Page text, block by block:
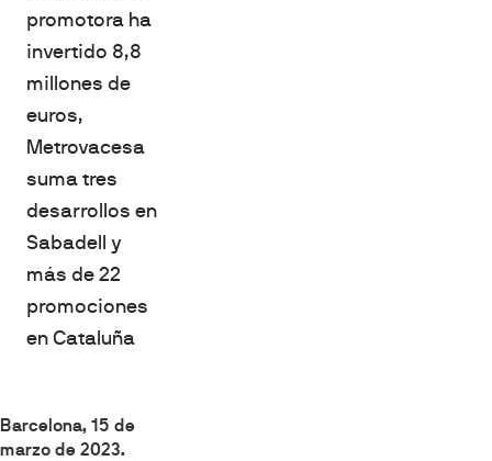
promotora ha
invertido 8,8
millones de
euros,
Metrovacesa
suma tres
desarrollos en
Sabadell y
más de 22
promociones
en Cataluña
Barcelona, 15 de
marzo de 2023.